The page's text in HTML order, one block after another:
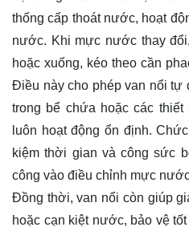
thống cấp thoát nước, hoạt
nước. Khi mực nước thay
hoặc xuống, kéo theo cần
Điều này cho phép van nổi
trong bể chứa hoặc các
luôn hoạt động ổn định.
kiệm thời gian và công sức
công vào điều chỉnh mực
Đồng thời, van nổi còn giúp
hoặc cạn kiệt nước, bảo vệ